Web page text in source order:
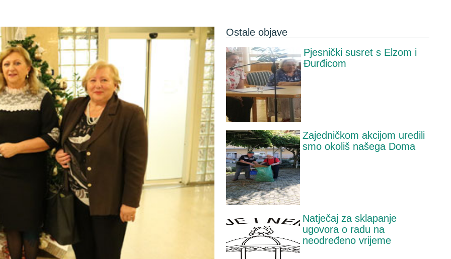
Ostale objave
Pjesnički susret s Elzom i
Đurđicom
Zajedničkom akcijom uredili
smo okoliš našega Doma
Natječaj za sklapanje
ugovora o radu na
neodređeno vrijeme